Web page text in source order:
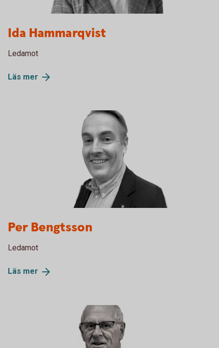
Ida Hammarqvist
Ledamot
Läs mer
Per Bengtsson
Ledamot
Läs mer